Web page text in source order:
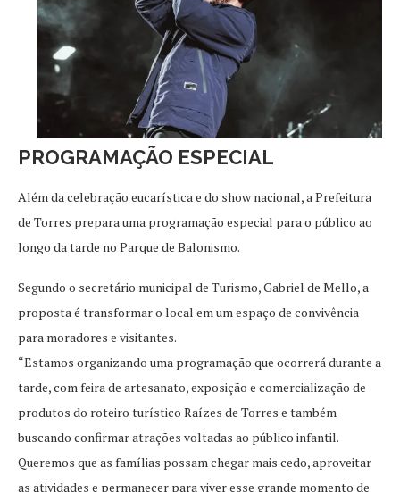
PROGRAMAÇÃO ESPECIAL
Além da celebração eucarística e do show nacional, a Prefeitura
de Torres prepara uma programação especial para o público ao
longo da tarde no Parque de Balonismo.
Segundo o secretário municipal de Turismo, Gabriel de Mello, a
proposta é transformar o local em um espaço de convivência
para moradores e visitantes.
“Estamos organizando uma programação que ocorrerá durante a
tarde, com feira de artesanato, exposição e comercialização de
produtos do roteiro turístico Raízes de Torres e também
buscando confirmar atrações voltadas ao público infantil.
Queremos que as famílias possam chegar mais cedo, aproveitar
as atividades e permanecer para viver esse grande momento de